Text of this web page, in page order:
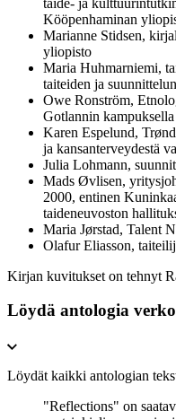
Kööpenhaminan
Marianne Stidsen,
yliopisto
Maria Huhmarniemi,
taiteiden ja
Owe Ronström,
Gotlannin kampuksella
Karen Espelund,
ja kansanterveydestä
Julia Lohmann,
Mads Øvlisen,
2000, entinen
taideneuvoston
Maria Jørstad, Talent
Olafur Eliasson,
Kirjan kuvitukset on tehnyt
Löydä antologia
Löydät kaikki antologian
"Reflections" on